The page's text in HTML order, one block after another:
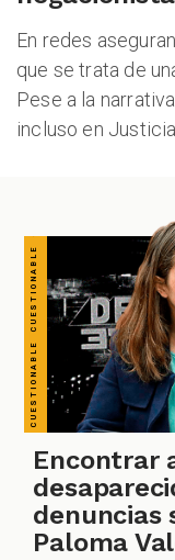
En redes
que se trata de
Pese a la
incluso en
Encontrar
denuncias
Paloma